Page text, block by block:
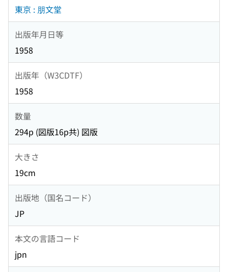
東京 : 朋文堂
出版年月日等
1958
出版年（W3CDTF）
1958
数量
294p (図版16p共) 図版
大きさ
19cm
出版地（国名コード）
JP
本文の言語コード
jpn